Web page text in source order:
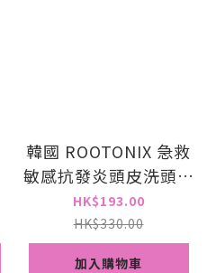
韓國 ROOTONIX 急救
敏感抗發炎頭皮洗頭水
S.O.S Inflammatory
Scalp Shampoo
500ml
HK$193.00
HK$330.00
加入購物車